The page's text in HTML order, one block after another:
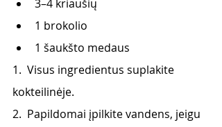
3–4 kriaušių
1 brokolio
1 šaukšto medaus
1.  Visus ingredientus suplakite
kokteilinėje.
2.  Papildomai įpilkite vandens, jeigu